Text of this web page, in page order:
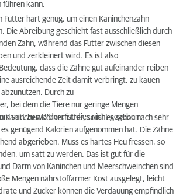
führen kann.
Futter hart genug, um einen Kaninchenzahn
Die Abreibung geschieht fast ausschließlich durch
Zahn, während das Futter zwischen diesen
und zerkleinert wird. Es ist also
dass die Zähne gut aufeinander reiben
ausreichende Zeit damit verbringt, zu kauen
Durch zu
bei dem die Tiere nur geringe Mengen
satt zu werden, ist dies nicht gegeben.
Kaninchen Körnerfutter, so ist es schon nach sehr
genügend Kalorien aufgenommen hat. Die Zähne
abgerieben. Muss es hartes Heu fressen, so
um satt zu werden. Das ist gut für die
Darm von Kaninchen und Meerschweinchen sind
Mengen nährstoffarmer Kost ausgelegt, leicht
und Zucker können die Verdauung empfindlich